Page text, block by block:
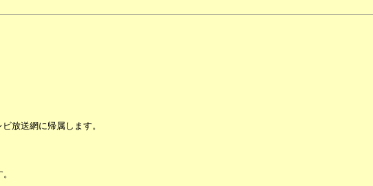
放送網に帰属します。